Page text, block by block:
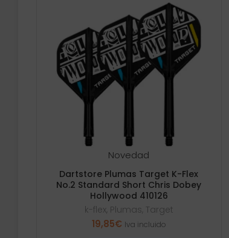
Novedad
Dartstore Plumas Target K-Flex
No.2 Standard Short Chris Dobey
Hollywood 410126
k-flex, Plumas, Target
19,85€ Iva incluido